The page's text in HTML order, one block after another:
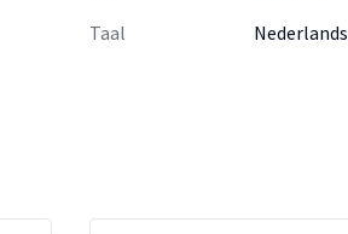
Taal
Nederlands